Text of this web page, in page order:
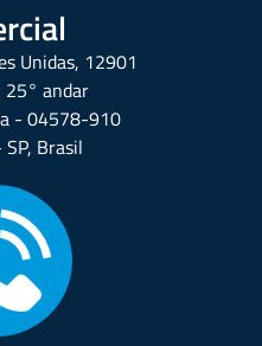
Unidas, 12901
25° andar
- 04578-910
Brasil